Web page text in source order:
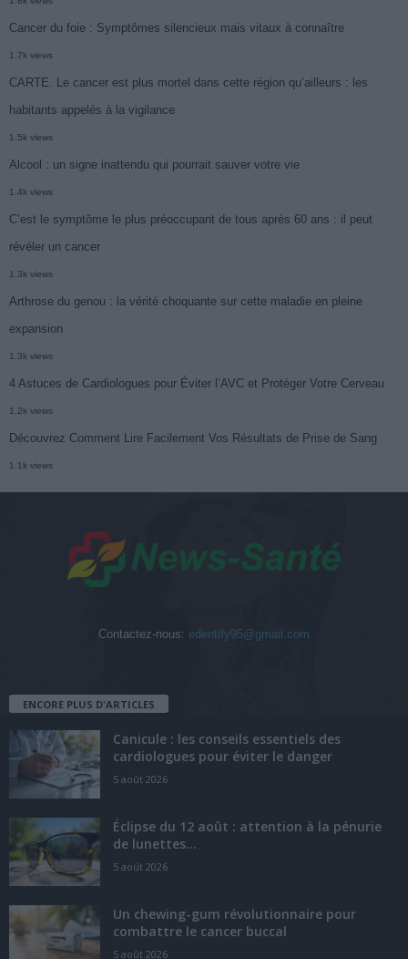
Cancer du foie : Symptômes silencieux mais vitaux à connaître
1.7k views
CARTE. Le cancer est plus mortel dans cette région qu’ailleurs : les
habitants appelés à la vigilance
1.5k views
Alcool : un signe inattendu qui pourrait sauver votre vie
1.4k views
C’est le symptôme le plus préoccupant de tous après 60 ans : il peut
révéler un cancer
1.3k views
Arthrose du genou : la vérité choquante sur cette maladie en pleine
expansion
1.3k views
4 Astuces de Cardiologues pour Éviter l’AVC et Protéger Votre Cerveau
1.2k views
Découvrez Comment Lire Facilement Vos Résultats de Prise de Sang
1.1k views
Contactez-nous: edentify95@gmail.com
ENCORE PLUS D'ARTICLES
Canicule : les conseils essentiels des
cardiologues pour éviter le danger
5 août 2026
Éclipse du 12 août : attention à la pénurie
de lunettes...
5 août 2026
Un chewing-gum révolutionnaire pour
combattre le cancer buccal
5 août 2026